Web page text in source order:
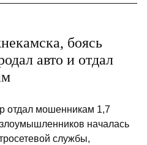
боясь
авто и отдал
отдал мошенникам 1,7
началась
службы,